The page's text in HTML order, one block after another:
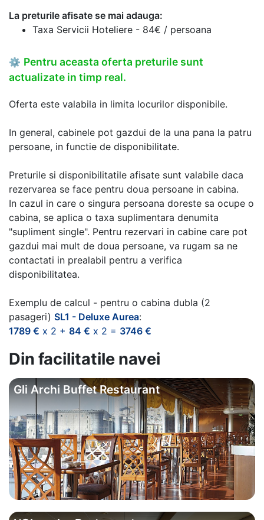
La preturile afisate se mai adauga:
Taxa Servicii Hoteliere - 84€ / persoana
⚙ Pentru aceasta oferta preturile sunt
actualizate in timp real.
Oferta este valabila in limita locurilor disponibile.
In general, cabinele pot gazdui de la una pana la patru
persoane, in functie de disponibilitate.
Preturile si disponibilitatile afisate sunt valabile daca
rezervarea se face pentru doua persoane in cabina.
In cazul in care o singura persoana doreste sa ocupe o
cabina, se aplica o taxa suplimentara denumita
"supliment single". Pentru rezervari in cabine care pot
gazdui mai mult de doua persoane, va rugam sa ne
contactati in prealabil pentru a verifica
disponibilitatea.
Exemplu de calcul - pentru o cabina dubla (2
pasageri) SL1 - Deluxe Aurea:
1789 € x 2 + 84 € x 2 = 3746 €
Din facilitatile navei
Gli Archi Buffet Restaurant